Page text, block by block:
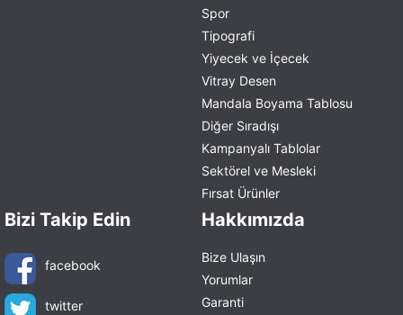
Spor
Tipografi
Yiyecek ve İçecek
Vitray Desen
Mandala Boyama Tablosu
Diğer Sıradışı
Kampanyalı Tablolar
Sektörel ve Mesleki
Fırsat Ürünler
Bizi Takip Edin
facebook
twitter
Hakkımızda
Bize Ulaşın
Yorumlar
Garanti